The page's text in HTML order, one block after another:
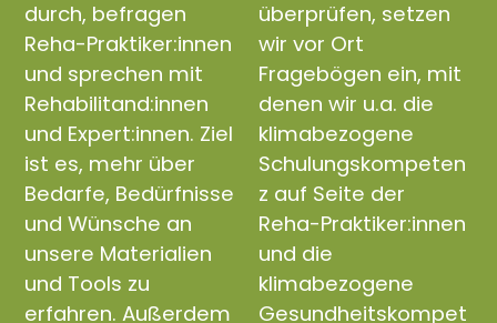
durch, befragen
Reha-Praktiker:innen
und sprechen mit
Rehabilitand:innen
und Expert:innen. Ziel
ist es, mehr über
Bedarfe, Bedürfnisse
und Wünsche an
unsere Materialien
und Tools zu
erfahren. Außerdem
überprüfen, setzen
wir vor Ort
Fragebögen ein, mit
denen wir u.a. die
klimabezogene
Schulungskompeten
z auf Seite der
Reha-Praktiker:innen
und die
klimabezogene
Gesundheitskompet